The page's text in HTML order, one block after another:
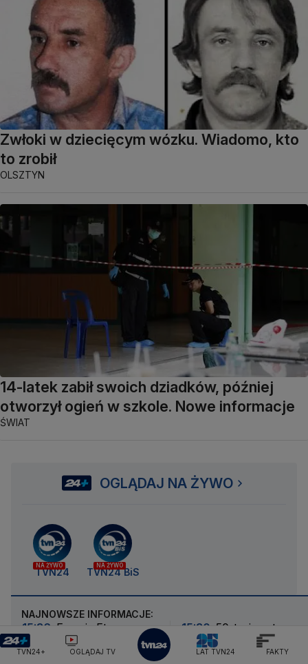
Zwłoki w dziecięcym wózku. Wiadomo, kto
to zrobił
OLSZTYN
14-latek zabił swoich dziadków, później
otworzył ogień w szkole. Nowe informacje
ŚWIAT
OGLĄDAJ NA ŻYWO
NA ŻYWO
TVN24
NA ŻYWO
TVN24 BiS
NAJNOWSZE INFORMACJE:
15:36 Erupcja Etny.
Turyści nie mogą wydostać
się z Sycylii
15:30 50-tysięcy ton
odpadów z lotu ptaka.
Ponownie zbadali
TVN24+ OGLĄDAJ TV LAT TVN24 FAKTY